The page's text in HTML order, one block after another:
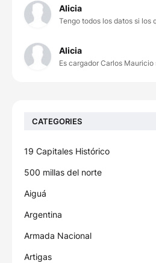
Alicia
Tengo todos los datos si los
Alicia
Es cargador Carlos
CATEGORIES
19 Capitales Histórico
500 millas del norte
Aiguá
Argentina
Armada Nacional
Artigas